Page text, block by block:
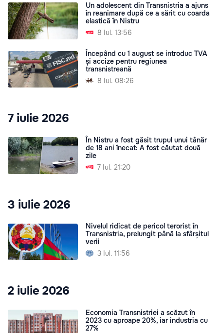
Un adolescent din Transnistria a ajuns
în reanimare după ce a sărit cu coarda
elastică în Nistru
8 Iul. 13:56
Începând cu 1 august se introduc TVA
și accize pentru regiunea
transnistreană
8 Iul. 08:26
7 iulie 2026
În Nistru a fost găsit trupul unui tânăr
de 18 ani înecat: A fost căutat două
zile
7 Iul. 21:20
3 iulie 2026
Nivelul ridicat de pericol terorist în
Transnistria, prelungit până la sfârșitul
verii
3 Iul. 11:56
2 iulie 2026
Economia Transnistriei a scăzut în
2023 cu aproape 20%, iar industria cu
27%